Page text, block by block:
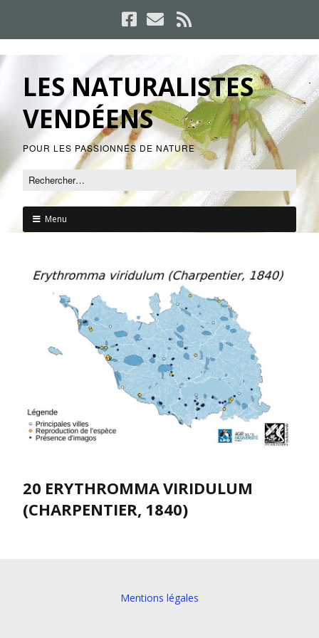
LES NATURALISTES
VENDÉENS
POUR LES PASSIONNÉS DE NATURE
Menu
20 ERYTHROMMA VIRIDULUM
(CHARPENTIER, 1840)
Mentions légales